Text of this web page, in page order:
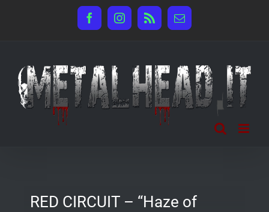
FacebookInstagram
Rss Email
RED CIRCUIT – “Haze of